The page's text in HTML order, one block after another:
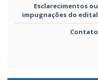
Esclarecimentos ou
impugnações do edital
Contato